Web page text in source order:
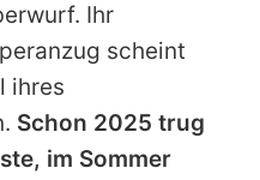
Ihr
scheint
ihres
Schon 2025 trug
im Sommer